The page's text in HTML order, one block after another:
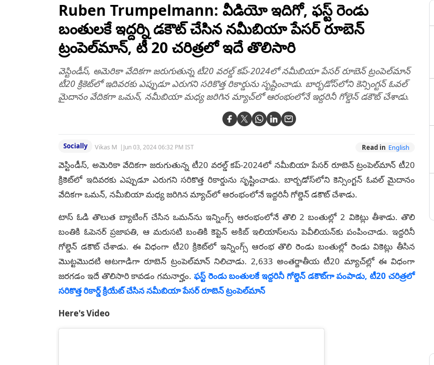
చరిత్రలో ఇదే తొలిసారి
Ruben Trumpelmann: వీడియో ఇదిగో, ఫస్ట్ రెండు
బంతులకే ఇద్దర్ని డకౌట్ చేసిన నమీబియా పేసర్ రూబెన్
ట్రంపెల్‌మాన్, టీ 20 చరిత్రలో ఇదే తొలిసారి
వెస్టిండీస్, అమెరికా వేదికగా జరుగుతున్న టీ20 వరల్డ్ కప్-2024లో నమీబియా పేసర్ రూబెన్ ట్రంపెల్‌మాన్
టీ20 క్రికెట్‌లో ఇదివరకు ఎప్పుడూ ఎరుగని సరికొత్త రికార్డును సృష్టించాడు. బార్బడోస్‌లోని కెన్సింగ్టన్ ఓవల్‌
మైదానం వేదికగా ఒమన్, నమీబియా మధ్య జరిగిన మ్యాచ్‌లో ఆరంభంలోనే ఇద్దరినీ గోల్డెన్ డకౌట్‌ చేశాడు.
Socially Vikas M | Jun 03, 2024 06:32 PM IST Read in English
వెస్టిండీస్, అమెరికా వేదికగా జరుగుతున్న టీ20 వరల్డ్ కప్-2024లో నమీబియా పేసర్ రూబెన్ ట్రంపెల్‌మాన్ టీ20
క్రికెట్‌లో ఇదివరకు ఎప్పుడూ ఎరుగని సరికొత్త రికార్డును సృష్టించాడు. బార్బడోస్‌లోని కెన్సింగ్టన్ ఓవల్‌ మైదానం
వేదికగా ఒమన్, నమీబియా మధ్య జరిగిన మ్యాచ్‌లో ఆరంభంలోనే ఇద్దరినీ గోల్డెన్ డకౌట్‌ చేశాడు.
టాస్ ఓడి తొలుత బ్యాటింగ్ చేసిన ఒమన్‌ను ఇన్నింగ్స్ ఆరంభంలోనే తొలి 2 బంతుల్లో 2 వికెట్లు తీశాడు. తొలి
బంతికి ఓపెనర్ ప్రజాపతి, ఆ మరుసటి బంతికి కెప్టెన్ అకిబ్ ఇలియాస్‌‌లను పెవీలియన్‌కు పంపించాడు. ఇద్దరినీ
గోల్డెన్ డకౌట్‌ చేశాడు. ఈ విధంగా టీ20 క్రికెట్‌లో ఇన్నింగ్స్ ఆరంభ తొలి రెండు బంతుల్లో రెండు వికెట్లు తీసిన
మొట్టమొదటి ఆటగాడిగా రూబెన్ ట్రంపెల్‌మాన్ నిలిచాడు. 2,633 అంతర్జాతీయ టీ20 మ్యాచ్‌ల్లో ఈ విధంగా
జరగడం ఇదే తొలిసారి కావడం గమనార్హం. ఫస్ట్ రెండు బంతులకే ఇద్దరినీ గోల్డెన్ డకౌట్‌గా పంపాడు, టీ20 చరిత్రలో
సరికొత్త రికార్డ్ క్రియేట్ చేసిన నమీబియా పేసర్ రూబెన్ ట్రంపెల్‌మాన్
Here's Video